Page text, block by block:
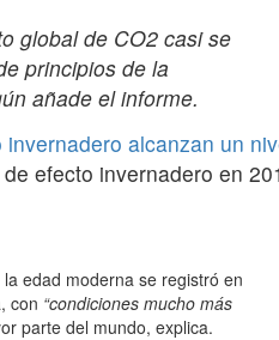
global de CO2 casi se
principios de la
añade el informe.
efecto invernadero en
edad moderna se registró en
con “condiciones mucho más
parte del mundo, explica.